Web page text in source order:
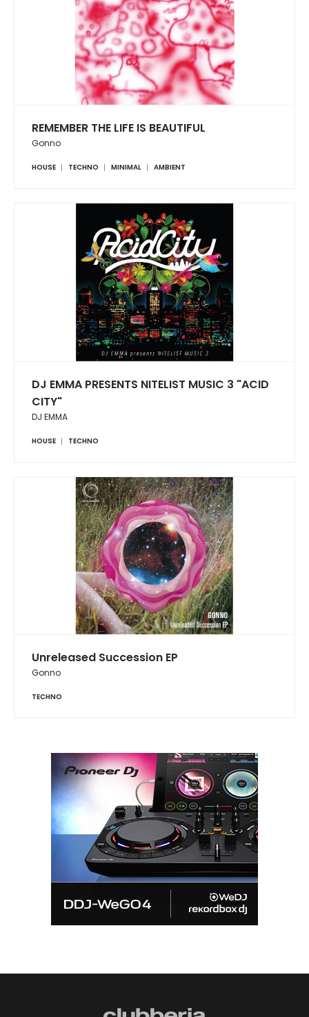
REMEMBER THE LIFE IS BEAUTIFUL
Gonno
HOUSE TECHNO MINIMAL AMBIENT
DJ EMMA PRESENTS NITELIST MUSIC 3 "ACID
CITY"
DJ EMMA
HOUSE TECHNO
Unreleased Succession EP
Gonno
TECHNO